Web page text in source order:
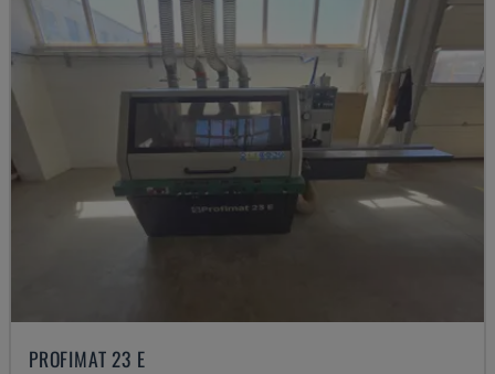
PROFIMAT 23 E